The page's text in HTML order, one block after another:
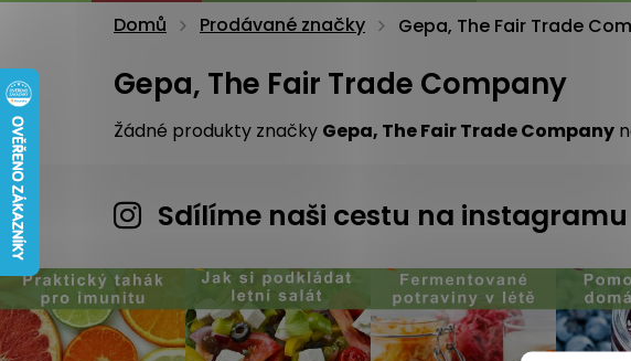
Domů
Prodávané značky Gepa, The Fair Trade
Gepa, The Fair Trade Company
Žádné produkty značky Gepa, The Fair Trade Company
Sdílíme naši cestu na instagramu